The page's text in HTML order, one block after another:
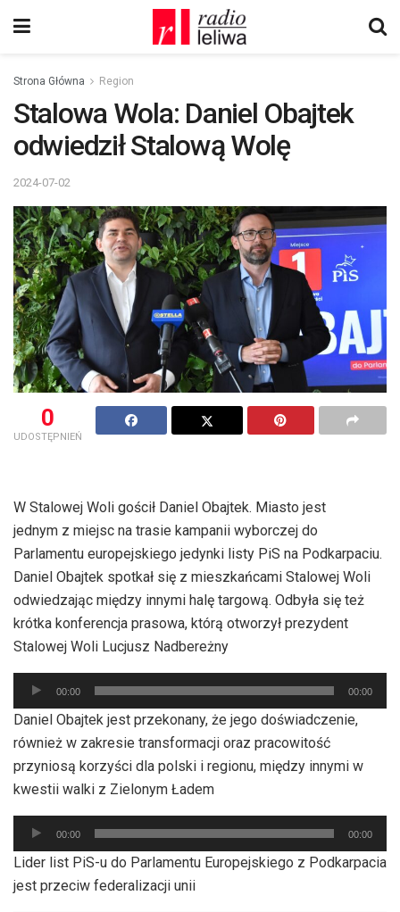
Strona Główna Region
Stalowa Wola: Daniel Obajtek
odwiedził Stalową Wolę
2024-07-02
0
UDOSTĘPNIEŃ
W Stalowej Woli gościł Daniel Obajtek. Miasto jest
jednym z miejsc na trasie kampanii wyborczej do
Parlamentu europejskiego jedynki listy PiS na Podkarpaciu.
Daniel Obajtek spotkał się z mieszkańcami Stalowej Woli
odwiedzając między innymi halę targową. Odbyła się też
krótka konferencja prasowa, którą otworzył prezydent
Stalowej Woli Lucjusz Nadbereżny
Odtwarzacz
plików
dźwiękowych
00:00 00:00
Daniel Obajtek jest przekonany, że jego doświadczenie,
również w zakresie transformacji oraz pracowitość
przyniosą korzyści dla polski i regionu, między innymi w
kwestii walki z Zielonym Ładem
Odtwarzacz
plików
dźwiękowych
00:00 00:00
Lider list PiS-u do Parlamentu Europejskiego z Podkarpacia
jest przeciw federalizacji unii